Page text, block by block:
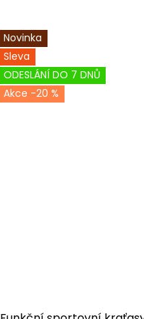
Novinka
Sleva
ODESLÁNÍ DO 7 DNŮ
-20 %